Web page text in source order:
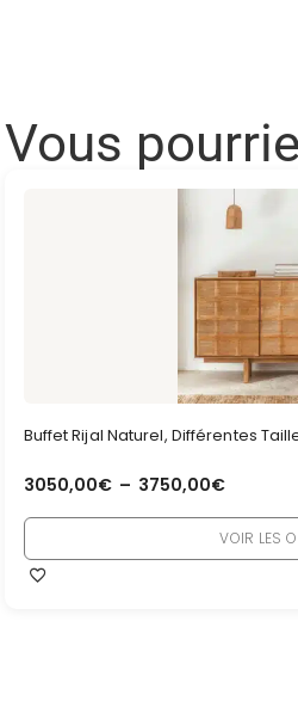
Vous
Buffet Rijal Naturel, Différentes
3050,00€ – 3750,00€
VOIR LES